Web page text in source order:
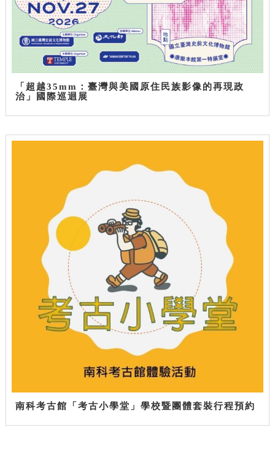
「超越35mm：臺灣與美國原住民族影像的再現政
治」國際巡迴展
南科考古館「考古小學堂」學校暨團體套裝行程預約